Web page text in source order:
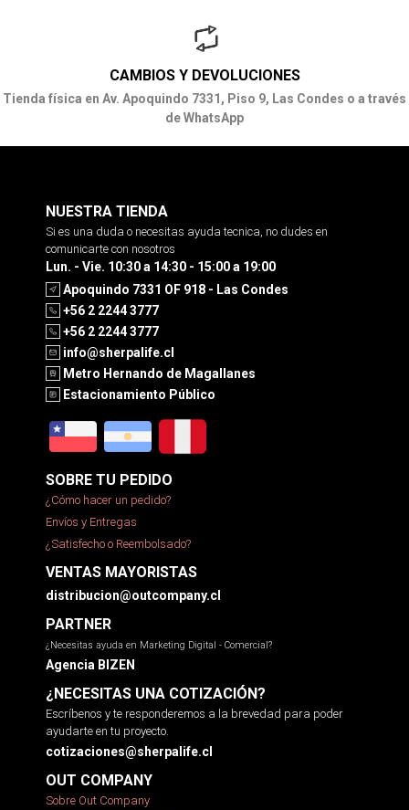
CAMBIOS Y DEVOLUCIONES
Tienda física en Av. Apoquindo 7331, Piso 9, Las Condes o a través
de WhatsApp
NUESTRA TIENDA
Si es una duda o necesitas ayuda tecnica, no dudes en
comunicarte con nosotros
Lun. - Vie. 10:30 a 14:30 - 15:00 a 19:00
Apoquindo 7331 OF 918 - Las Condes
+56 2 2244 3777
+56 2 2244 3777
info@sherpalife.cl
Metro Hernando de Magallanes
Estacionamiento Público
SOBRE TU PEDIDO
¿Cómo hacer un pedido?
Envíos y Entregas
¿Satisfecho o Reembolsado?
VENTAS MAYORISTAS
distribucion@outcompany.cl
PARTNER
¿Necesitas ayuda en Marketing Digital - Comercial?
Agencia BIZEN
¿NECESITAS UNA COTIZACIÓN?
Escríbenos y te responderemos a la brevedad para poder
ayudarte en tu proyecto.
cotizaciones@sherpalife.cl
OUT COMPANY
Sobre Out Company